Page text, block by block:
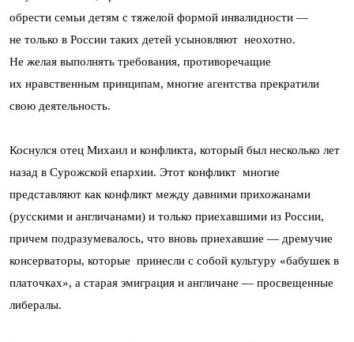
обрести семьи детям с тяжелой формой инвалидности —
не только в России таких детей усыновляют неохотно.
Не желая выполнять требования, противоречащие
их нравственным принципам, многие агентства прекратили
свою деятельность.
Коснулся отец Михаил и конфликта, который был несколько лет
назад в Сурожской епархии. Этот конфликт многие
представляют как конфликт между давними прихожанами
(русскими и англичанами) и только приехавшими из России,
причем подразумевалось, что вновь приехавшие — дремучие
консерваторы, которые принесли с собой культуру «бабушек в
платочках», а старая эмиграция и англичане — просвещенные
либералы.